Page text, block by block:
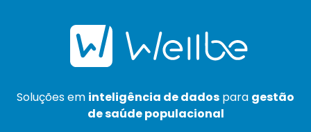
Soluções em inteligência de dados para gestão
de saúde populacional